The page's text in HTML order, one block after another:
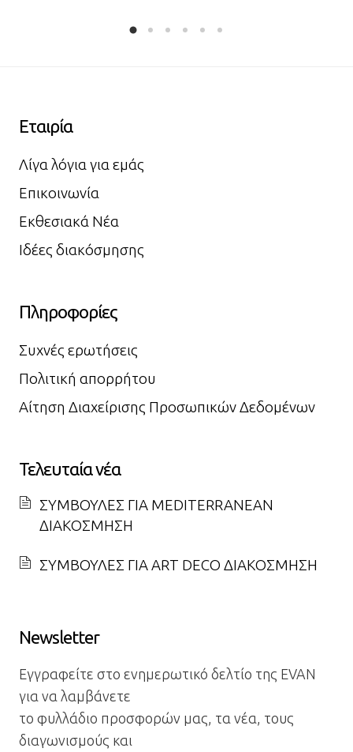
Εταιρία
Λίγα λόγια για εμάς
Επικοινωνία
Εκθεσιακά Νέα
Ιδέες διακόσμησης
Πληροφορίες
Συχνές ερωτήσεις
Πολιτική απορρήτου
Αίτηση Διαχείρισης Προσωπικών Δεδομένων
Τελευταία νέα
ΣΥΜΒΟΥΛΕΣ ΓΙΑ MEDITERRANEAN
ΔΙΑΚΟΣΜΗΣΗ
ΣΥΜΒΟΥΛΕΣ ΓΙΑ ART DECO ΔΙΑΚΟΣΜΗΣΗ
Newsletter
Εγγραφείτε στο ενημερωτικό δελτίο της EVAN
για να λαμβάνετε
το φυλλάδιο προσφορών μας, τα νέα, τους
διαγωνισμούς και